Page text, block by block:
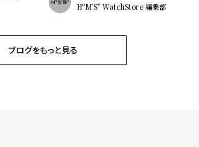
HºM'S" WatchStore 編集部
ブログをもっと見る